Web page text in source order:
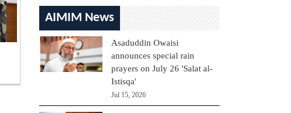
AIMIM News
Asaduddin Owaisi
announces special rain
prayers on July 26 'Salat al-
Istisqa'
Jul 15, 2026